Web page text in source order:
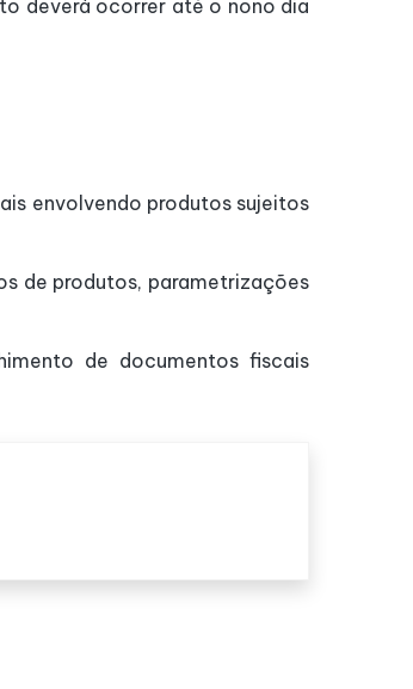
deverá ocorrer até o nono dia
envolvendo produtos sujeitos
de produtos, parametrizações
de documentos fiscais